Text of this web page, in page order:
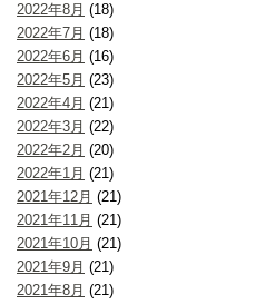
2022年8月 (18)
2022年7月 (18)
2022年6月 (16)
2022年5月 (23)
2022年4月 (21)
2022年3月 (22)
2022年2月 (20)
2022年1月 (21)
2021年12月 (21)
2021年11月 (21)
2021年10月 (21)
2021年9月 (21)
2021年8月 (21)